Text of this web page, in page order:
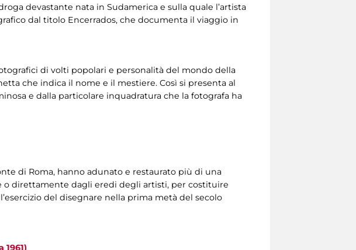
devastante nata in Sudamerica e sulla quale l’artista
dal titolo Encerrados, che documenta il viaggio in
di volti popolari e personalità del mondo della
che indica il nome e il mestiere. Così si presenta al
e dalla particolare inquadratura che la fotografa ha
di Roma, hanno adunato e restaurato più di una
o direttamente dagli eredi degli artisti, per costituire
del disegnare nella prima metà del secolo
1961)